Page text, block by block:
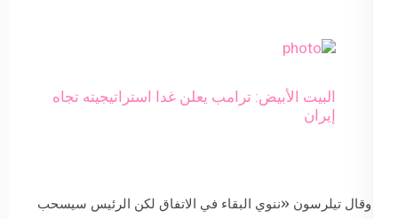
البيت الأبيض: ترامب يعلن غدا استراتيجيته تجاه
إيران
وقال تيلرسون «ننوي البقاء في الاتفاق لكن الرئيس سيسحب